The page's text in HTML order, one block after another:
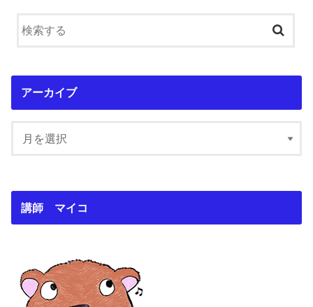
アーカイブ
講師 マイコ